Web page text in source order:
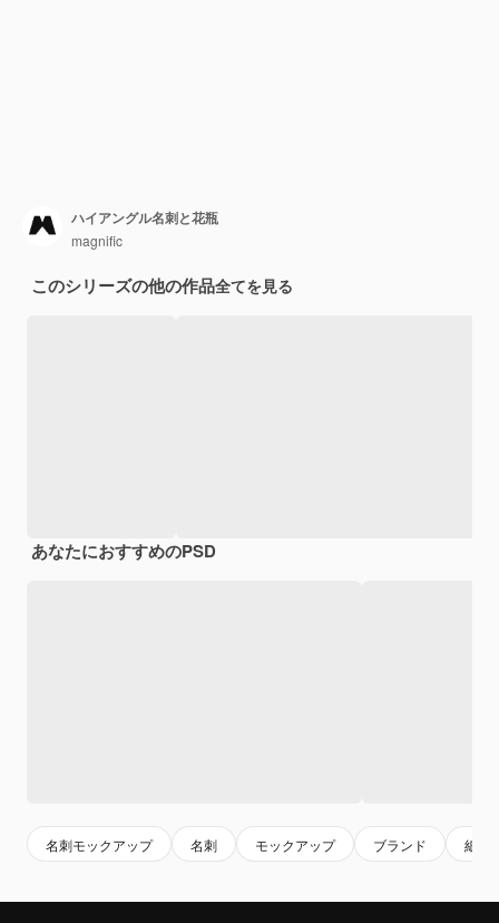
ハイアングル名刺と花瓶
magnific
このシリーズの他の作品全てを見る
あなたにおすすめのPSD
名刺モックアップ 名刺 モックアップ ブランド 紙